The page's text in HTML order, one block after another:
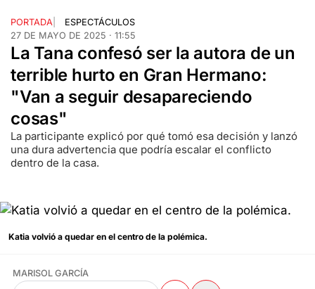
PORTADA
ESPECTÁCULOS
27 DE MAYO DE 2025 · 11:55
La Tana confesó ser la autora de un
terrible hurto en Gran Hermano:
"Van a seguir desapareciendo
cosas"
La participante explicó por qué tomó esa decisión y lanzó
una dura advertencia que podría escalar el conflicto
dentro de la casa.
Katia volvió a quedar en el centro de la polémica.
MARISOL GARCÍA